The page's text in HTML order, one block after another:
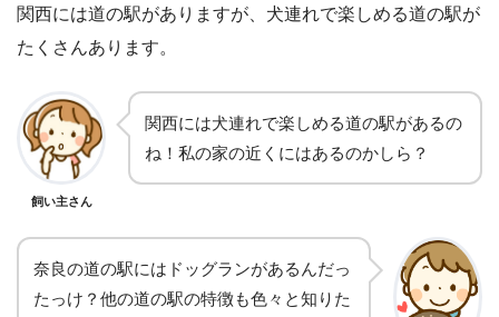
関西には道の駅がありますが、犬連れで楽しめる道の駅が
たくさんあります。
飼い主さん
関西には犬連れで楽しめる道の駅があるの
ね！私の家の近くにはあるのかしら？
奈良の道の駅にはドッグランがあるんだっ
たっけ？他の道の駅の特徴も色々と知りた